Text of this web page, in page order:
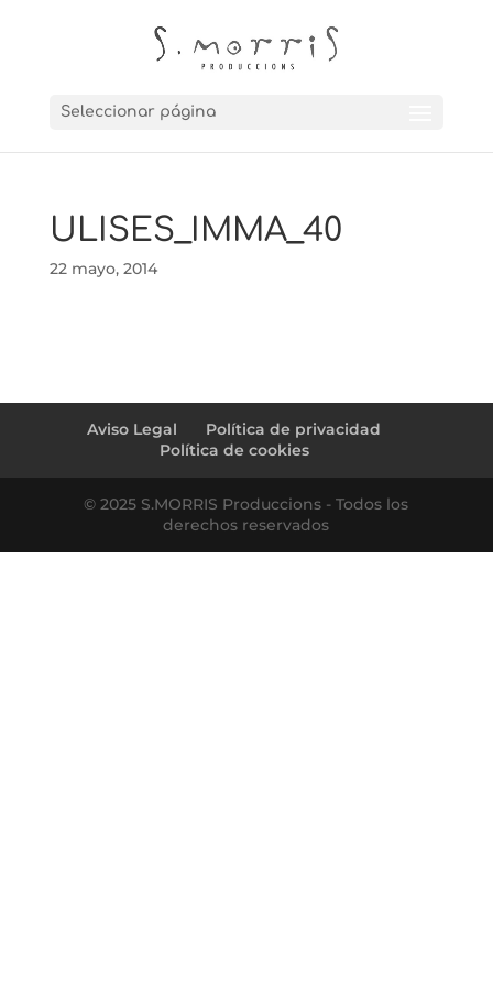
Seleccionar página
ULISES_IMMA_40
22 mayo, 2014
Aviso Legal
Política de privacidad
Política de cookies
© 2025 S.MORRIS Produccions - Todos los
derechos reservados